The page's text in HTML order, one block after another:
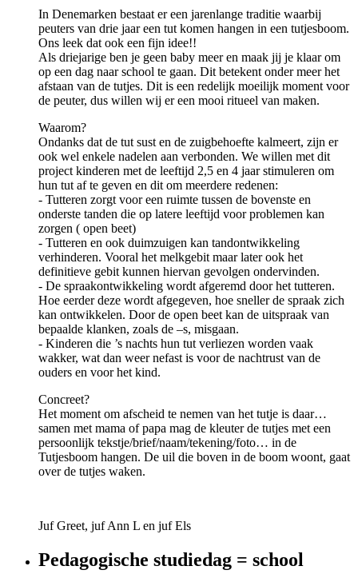
In Denemarken bestaat er een jarenlange traditie waarbij
peuters van drie jaar een tut komen hangen in een tutjesboom.
Ons leek dat ook een fijn idee!!
Als driejarige ben je geen baby meer en maak jij je klaar om
op een dag naar school te gaan. Dit betekent onder meer het
afstaan van de tutjes. Dit is een redelijk moeilijk moment voor
de peuter, dus willen wij er een mooi ritueel van maken.
Waarom?
Ondanks dat de tut sust en de zuigbehoefte kalmeert, zijn er
ook wel enkele nadelen aan verbonden. We willen met dit
project kinderen met de leeftijd 2,5 en 4 jaar stimuleren om
hun tut af te geven en dit om meerdere redenen:
- Tutteren zorgt voor een ruimte tussen de bovenste en
onderste tanden die op latere leeftijd voor problemen kan
zorgen ( open beet)
- Tutteren en ook duimzuigen kan tandontwikkeling
verhinderen. Vooral het melkgebit maar later ook het
definitieve gebit kunnen hiervan gevolgen ondervinden.
- De spraakontwikkeling wordt afgeremd door het tutteren.
Hoe eerder deze wordt afgegeven, hoe sneller de spraak zich
kan ontwikkelen. Door de open beet kan de uitspraak van
bepaalde klanken, zoals de –s, misgaan.
- Kinderen die ’s nachts hun tut verliezen worden vaak
wakker, wat dan weer nefast is voor de nachtrust van de
ouders en voor het kind.
Concreet?
Het moment om afscheid te nemen van het tutje is daar…
samen met mama of papa mag de kleuter de tutjes met een
persoonlijk tekstje/brief/naam/tekening/foto… in de
Tutjesboom hangen. De uil die boven in de boom woont, gaat
over de tutjes waken.
Juf Greet, juf Ann L en juf Els
Pedagogische studiedag = school